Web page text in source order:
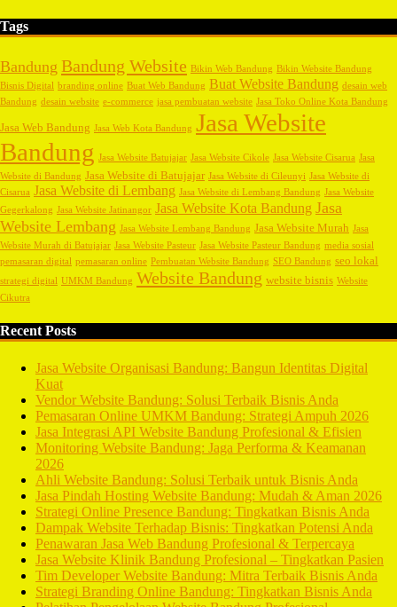
Tags
Bandung Bandung Website Bikin Web Bandung Bikin Website Bandung
Bisnis Digital branding online Buat Web Bandung Buat Website Bandung desain web
Bandung desain website e-commerce jasa pembuatan website Jasa Toko Online Kota Bandung
Jasa Web Bandung Jasa Web Kota Bandung Jasa Website
Bandung Jasa Website Batujajar Jasa Website Cikole Jasa Website Cisarua Jasa
Website di Bandung Jasa Website di Batujajar Jasa Website di Cileunyi Jasa Website di
Cisarua Jasa Website di Lembang Jasa Website di Lembang Bandung Jasa Website
Gegerkalong Jasa Website Jatinangor Jasa Website Kota Bandung Jasa
Website Lembang Jasa Website Lembang Bandung Jasa Website Murah Jasa
Website Murah di Batujajar Jasa Website Pasteur Jasa Website Pasteur Bandung media sosial
pemasaran digital pemasaran online Pembuatan Website Bandung SEO Bandung seo lokal
strategi digital UMKM Bandung Website Bandung website bisnis Website
Cikutra
Recent Posts
Jasa Website Organisasi Bandung: Bangun Identitas Digital
Kuat
Vendor Website Bandung: Solusi Terbaik Bisnis Anda
Pemasaran Online UMKM Bandung: Strategi Ampuh 2026
Jasa Integrasi API Website Bandung Profesional & Efisien
Monitoring Website Bandung: Jaga Performa & Keamanan
2026
Ahli Website Bandung: Solusi Terbaik untuk Bisnis Anda
Jasa Pindah Hosting Website Bandung: Mudah & Aman 2026
Strategi Online Presence Bandung: Tingkatkan Bisnis Anda
Dampak Website Terhadap Bisnis: Tingkatkan Potensi Anda
Penawaran Jasa Web Bandung Profesional & Terpercaya
Jasa Website Klinik Bandung Profesional – Tingkatkan Pasien
Tim Developer Website Bandung: Mitra Terbaik Bisnis Anda
Strategi Branding Online Bandung: Tingkatkan Bisnis Anda